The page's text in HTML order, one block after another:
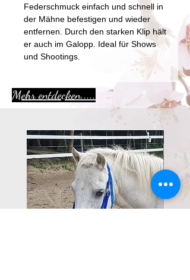
Federschmuck einfach und schnell in
der Mähne befestigen und wieder
entfernen. Durch den starken Klip hält
er auch im Galopp. Ideal für Shows
und Shootings.
Mehr entdecken.....